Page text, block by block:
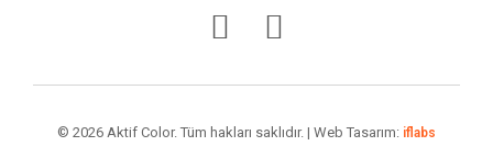
© 2026 Aktif Color. Tüm hakları saklıdır. | Web Tasarım: iflabs